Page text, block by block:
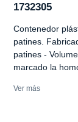
1732305
Contenedor
patines.
patines -
marcado la
Ver más